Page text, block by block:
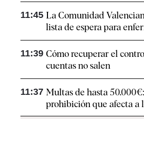
11:45 La Comunidad
lista de espera para
11:39 Cómo recuperar el
cuentas no salen
11:37 Multas de hasta
prohibición que afecta a